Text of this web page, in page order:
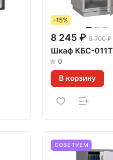
-15%
8 245 ₽ 9 700 ₽
Шкаф КБС-011Т
0
В корзину
СОВЕТУЕМ